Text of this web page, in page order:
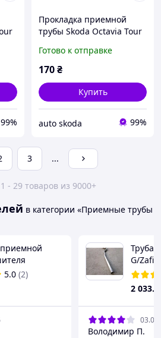
99%
Прокладка приемной
трубы Skoda Octavia Tour
Готово к отправке
170₴
Купить
auto skoda 99%
3 ...
- 29 товаров из 9000+
в категории «Приемные трубы
9 1.6
9)
5.0 (2)
Труба
G/
-8v/1.6
2 033
Володимир П.